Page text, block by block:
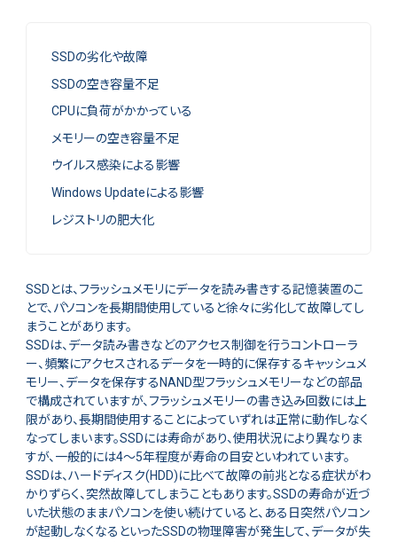
SSDの劣化や故障
SSDの空き容量不足
CPUに負荷がかかっている
メモリーの空き容量不足
ウイルス感染による影響
Windows Updateによる影響
レジストリの肥大化
SSDとは、フラッシュメモリにデータを読み書きする記憶装置のこ
とで、パソコンを長期間使用していると徐々に劣化して故障してし
まうことがあります。
SSDは、データ読み書きなどのアクセス制御を行うコントローラ
ー、頻繁にアクセスされるデータを一時的に保存するキャッシュメ
モリー、データを保存するNAND型フラッシュメモリーなどの部品
で構成されていますが、フラッシュメモリーの書き込み回数には上
限があり、長期間使用することによっていずれは正常に動作しなく
なってしまいます。SSDには寿命があり、使用状況により異なりま
すが、一般的には4～5年程度が寿命の目安といわれています。
SSDは、ハードディスク(HDD)に比べて故障の前兆となる症状がわ
かりずらく、突然故障してしまうこともあります。SSDの寿命が近づ
いた状態のままパソコンを使い続けていると、ある日突然パソコン
が起動しなくなるといったSSDの物理障害が発生して、データが失